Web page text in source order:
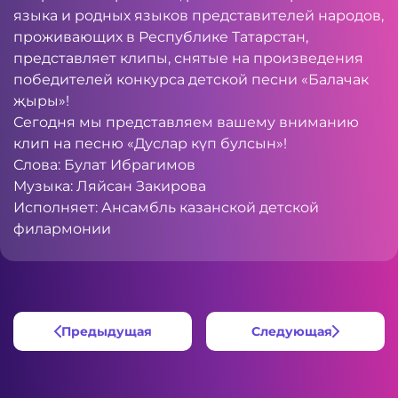
языка и родных языков представителей народов,
проживающих в Республике Татарстан,
представляет клипы, снятые на произведения
победителей конкурса детской песни «Балачак
җыры»!
Сегодня мы представляем вашему вниманию
клип на песню «Дуслар күп булсын»!
Слова: Булат Ибрагимов
Музыка: Ляйсан Закирова
Исполняет: Ансамбль казанской детской
филармонии
Предыдущая Следующая